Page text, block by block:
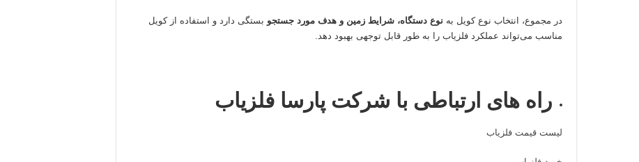
در مجموع، انتخاب نوع کویل به نوع دستگاه، شرایط زمین و هدف مورد جستجو بستگی دارد و استفاده از کویل
مناسب می‌تواند عملکرد فلزیاب را به طور قابل توجهی بهبود دهد.
راه های ارتباطی با شرکت پارسا فلزیاب
لیست قیمت فلزیاب